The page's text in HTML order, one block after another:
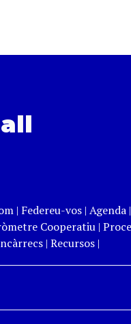
| Federeu-vos| Agenda |
Cooperatiu|
| Recursos|